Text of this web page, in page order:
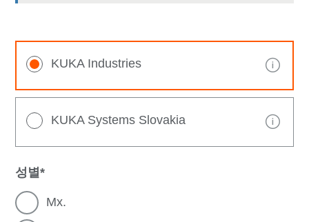
KUKA Industries
KUKA Systems Slovakia
성별
Mx.